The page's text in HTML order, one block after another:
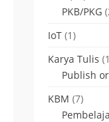
PKB/PKG
IoT (1)
Karya Tulis
Publish
KBM (7)